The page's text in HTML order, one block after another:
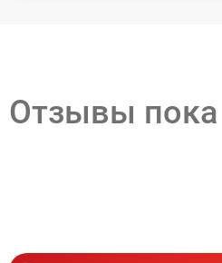
Отзывы